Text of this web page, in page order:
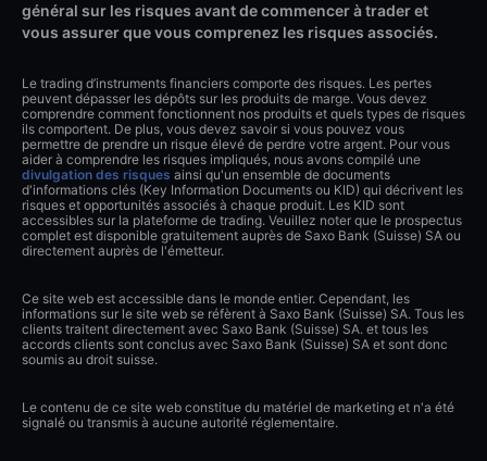
général sur les risques avant de commencer à trader et
vous assurer que vous comprenez les risques associés.
Le trading d’instruments financiers comporte des risques. Les pertes
peuvent dépasser les dépôts sur les produits de marge. Vous devez
comprendre comment fonctionnent nos produits et quels types de risques
ils comportent. De plus, vous devez savoir si vous pouvez vous
permettre de prendre un risque élevé de perdre votre argent. Pour vous
aider à comprendre les risques impliqués, nous avons compilé une
divulgation des risques ainsi qu'un ensemble de documents
d'informations clés (Key Information Documents ou KID) qui décrivent les
risques et opportunités associés à chaque produit. Les KID sont
accessibles sur la plateforme de trading. Veuillez noter que le prospectus
complet est disponible gratuitement auprès de Saxo Bank (Suisse) SA ou
directement auprès de l'émetteur.
Ce site web est accessible dans le monde entier. Cependant, les
informations sur le site web se réfèrent à Saxo Bank (Suisse) SA. Tous les
clients traitent directement avec Saxo Bank (Suisse) SA. et tous les
accords clients sont conclus avec Saxo Bank (Suisse) SA et sont donc
soumis au droit suisse.
Le contenu de ce site web constitue du matériel de marketing et n'a été
signalé ou transmis à aucune autorité réglementaire.